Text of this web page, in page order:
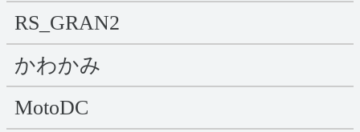
RS_GRAN2
かわかみ
MotoDC